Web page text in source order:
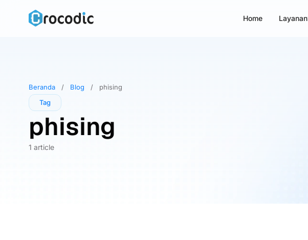
Home Layanan
Beranda / Blog /
phising
Tag
phising
1 article